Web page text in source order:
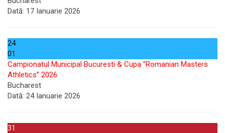
Dată: 17 Ianuarie 2026
24
01
Campionatul Municipal Bucuresti & Cupa ”Romanian Masters
Athletics” 2026
Bucharest
Dată: 24 Ianuarie 2026
31